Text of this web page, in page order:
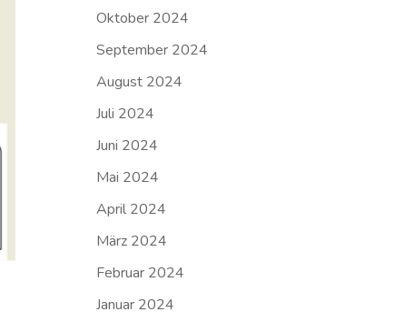
Oktober 2024
September 2024
August 2024
Juli 2024
Juni 2024
Mai 2024
April 2024
März 2024
Februar 2024
Januar 2024